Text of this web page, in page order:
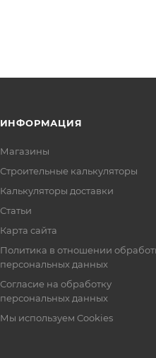
ИНФОРМАЦИЯ
Магазины
Строительные калькуляторы
Калькуляторы доставки
Статьи
Карта сайта
Политика в отношении
персональных данных
Согласие на обработку
персональных данных
Мы используем Cookies